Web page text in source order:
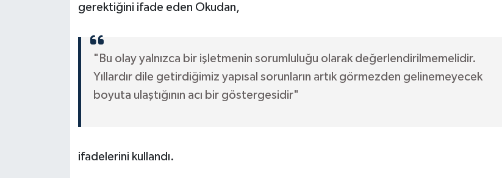
gerektiğini ifade eden Okudan,
"Bu olay yalnızca bir işletmenin sorumluluğu olarak değerlendirilmemelidir.
Yıllardır dile getirdiğimiz yapısal sorunların artık görmezden gelinemeyecek
boyuta ulaştığının acı bir göstergesidir"
ifadelerini kullandı.